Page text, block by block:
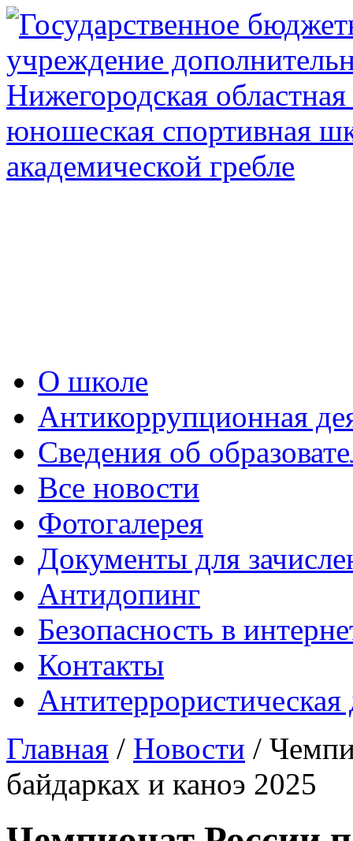
О школе
Антикоррупционная
Сведения об
Все новости
Фотогалерея
Документы для
Антидопинг
Безопасность в
Контакты
Антитеррористическая
Главная / Новости /
байдарках и каноэ 2025